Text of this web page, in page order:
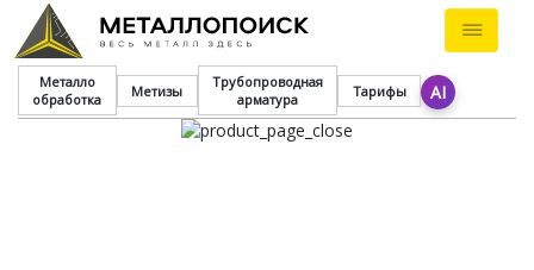
Металло
обработка
Метизы
Трубопроводная
арматура
Тарифы AI